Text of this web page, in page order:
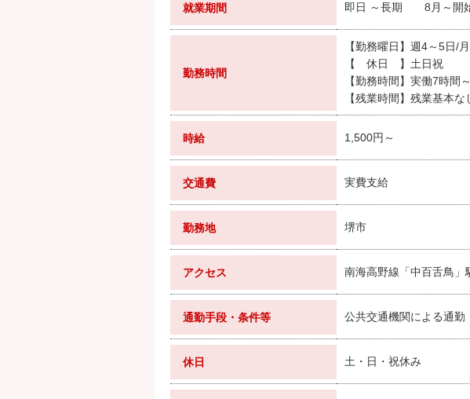
就業期間 即日 ～長期 8月～開
勤務時間
【勤務曜日】週4～5日
【 休日 】土日祝
【勤務時間】実働7時間
【残業時間】残業基本
時給 1,500円～
交通費 実費支給
勤務地 堺市
アクセス 南海高野線「中百舌鳥
通勤手段・条件等 公共交通機関による通勤
休日 土・日・祝休み